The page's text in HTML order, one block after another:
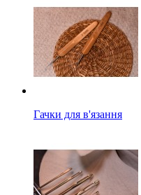
Гачки для в'язання